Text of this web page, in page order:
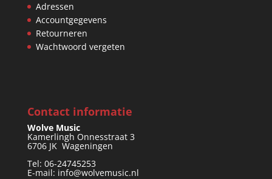
Adressen
Accountgegevens
Retourneren
Wachtwoord vergeten
Contact informatie
Wolve Music
Kamerlingh Onnesstraat 3
6706 JK Wageningen
Tel: 06-24745253
E-mail: info@wolvemusic.nl